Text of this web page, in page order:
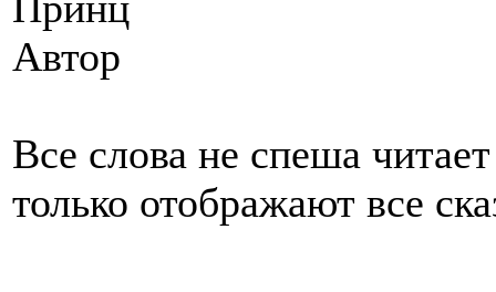
Автор
Все слова не спеша
только отображают все